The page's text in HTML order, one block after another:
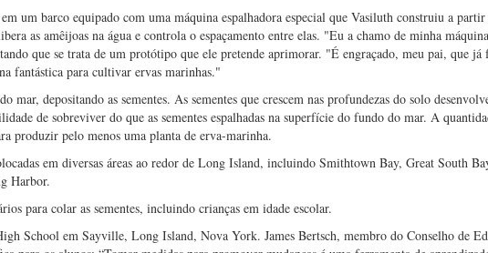
um barco equipado com uma máquina espalhadora especial que Vasiluth construiu a
as amêijoas na água e controla o espaçamento entre elas. "Eu a chamo de minha
que se trata de um protótipo que ele pretende aprimorar. "É engraçado, meu pai, que já
fantástica para cultivar ervas marinhas."
mar, depositando as sementes. As sementes que crescem nas profundezas do solo
de sobreviver do que as sementes espalhadas na superfície do fundo do mar. A
produzir pelo menos uma planta de erva-marinha.
em diversas áreas ao redor de Long Island, incluindo Smithtown Bay, Great South
Harbor.
para colar as sementes, incluindo crianças em idade escolar.
School em Sayville, Long Island, Nova York. James Bertsch, membro do Conselho de